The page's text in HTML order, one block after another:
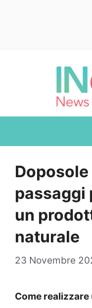
passaggi
un
naturale
23 Novembre
Come